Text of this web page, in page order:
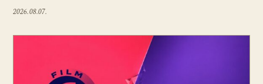
2026.08.07.